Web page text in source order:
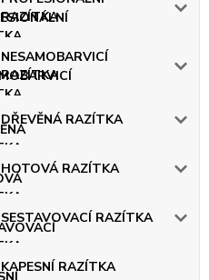
RAZÍTKA
NESAMOBARVICÍ
RAZÍTKA
DŘEVĚNÁ RAZÍTKA
HOTOVÁ RAZÍTKA
SESTAVOVACÍ RAZÍTKA
KAPESNÍ RAZÍTKA